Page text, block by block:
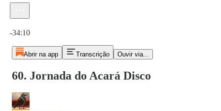
-34:10
Abrir na app Transcrição Ouvir via...
60. Jornada do Acará Disco